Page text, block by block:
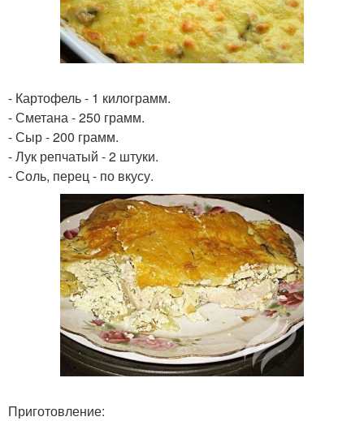
- Картофель - 1 килограмм.
- Сметана - 250 грамм.
- Сыр - 200 грамм.
- Лук репчатый - 2 штуки.
- Соль, перец - по вкусу.
Приготовление: